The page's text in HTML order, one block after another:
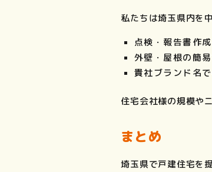
私たちは埼玉県内を
点検・報告書作
外壁・屋根の簡
貴社ブランド名
住宅会社様の規模や
まとめ
埼玉県で戸建住宅を